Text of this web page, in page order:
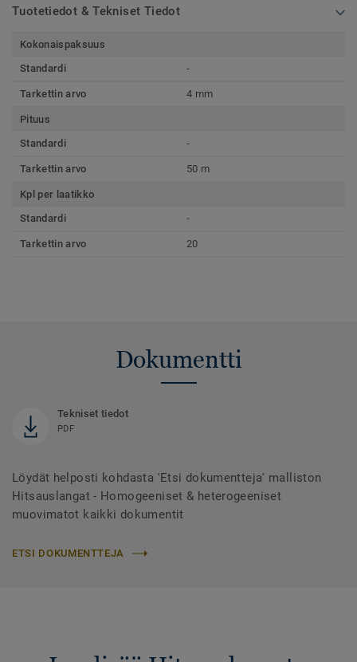
Tuotetiedot & Tekniset Tiedot
Kokonaispaksuus
Standardi
-
Tarkettin arvo 4 mm
Pituus
Standardi
-
Tarkettin arvo 50 m
Kpl per laatikko
Standardi
-
Tarkettin arvo 20
Dokumentti
Tekniset tiedot
PDF
Löydät helposti kohdasta 'Etsi dokumentteja' malliston
Hitsauslangat - Homogeeniset & heterogeeniset
muovimatot kaikki dokumentit
ETSI DOKUMENTTEJA